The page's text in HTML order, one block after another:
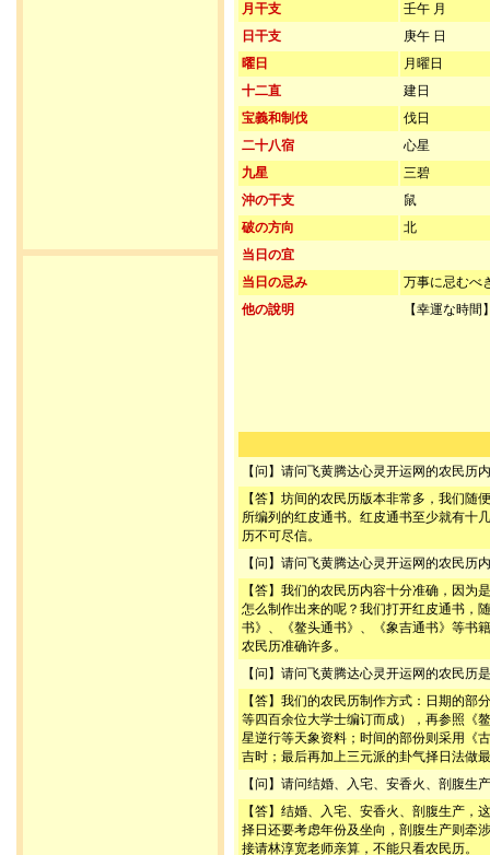
月干支
壬午 月
日干支
庚午 日
曜日
月曜日
十二直
建日
宝義和制伐
伐日
二十八宿
心星
九星
三碧
沖の干支
鼠
破の方向
北
当日の宜
当日の忌み
万事に忌むべ
他の說明
【幸運な時
【问】请问飞黄腾达心灵开运网的农民
【答】坊间的农民历版本非常多，我们
所编列的红皮通书。红皮通书至少就有十
历不可尽信。
【问】请问飞黄腾达心灵开运网的农民历
【答】我们的农民历内容十分准确，因
怎么制作出来的呢？我们打开红皮通书，
书》、《鳌头通书》、《象吉通书》等书
农民历准确许多。
【问】请问飞黄腾达心灵开运网的农民历
【答】我们的农民历制作方式：日期的
等四百余位大学士编订而成），再参照《
星逆行等天象资料；时间的部份则采用《
吉时；最后再加上三元派的卦气择日法做
【问】请问结婚、入宅、安香火、剖腹
【答】结婚、入宅、安香火、剖腹生产
择日还要考虑年份及坐向，剖腹生产则牵
接请林淳宽老师亲算，不能只看农民历。